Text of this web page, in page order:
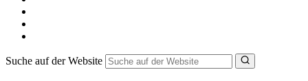
Suche auf der Website